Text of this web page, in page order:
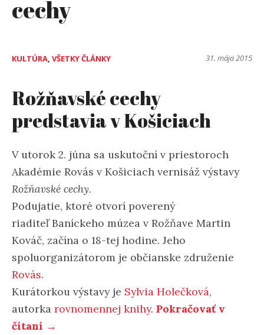
cechy
KULTÚRA, VŠETKY ČLÁNKY 31. mája 2015
Rožňavské cechy
predstavia v Košiciach
V utorok 2. júna sa uskutoční v priestoroch
Akadémie Rovás v Košiciach vernisáž výstavy
Rožňavské cechy.
Podujatie, ktoré otvorí poverený
riaditeľ Baníckeho múzea v Rožňave Martin
Kováč, začína o 18-tej hodine. Jeho
spoluorganizátorom je občianske združenie
Rovás.
Kurátorkou výstavy je Sylvia Holečková,
autorka rovnomennej knihy. Pokračovať v
čítaní →